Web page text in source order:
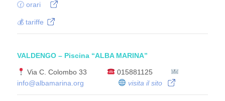
🕜 orari
💰 tariffe
VALDENGO – Piscina “ALBA MARINA”
Via C. Colombo 33
015881125
info@albamarina.org
visita il sito